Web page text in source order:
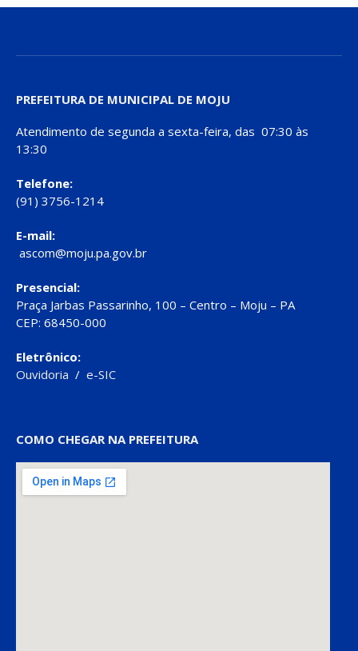
PREFEITURA DE MUNICIPAL DE MOJU
Atendimento de segunda a sexta-feira, das 07:30 às
13:30
Telefone:
(91) 3756-1214
E-mail:
ascom@moju.pa.gov.br
Presencial:
Praça Jarbas Passarinho, 100 – Centro – Moju – PA
CEP: 68450-000
Eletrônico:
Ouvidoria / e-SIC
COMO CHEGAR NA PREFEITURA